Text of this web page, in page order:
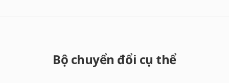
Bộ chuyển đổi cụ thể